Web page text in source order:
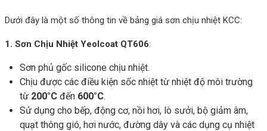
Dưới đây là một số thông tin về bảng giá sơn chịu nhiệt KCC:
1. Sơn Chịu Nhiệt Yeolcoat QT606:
Sơn phủ gốc silicone chịu nhiệt.
Chịu được các điều kiện sốc nhiệt từ nhiệt độ môi trường
từ 200°C đến 600°C.
Sử dụng cho bếp, động cơ, nồi hơi, lò sưởi, bộ giảm âm,
quạt thông gió, hơi nước, đường dây và các dụng cụ nhiệt